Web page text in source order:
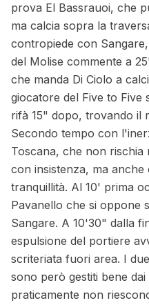
prova El Bassrauoi, che
ma calcia sopra la
contropiede con
del Molise commente a
che manda Di Ciolo a
giocatore del Five to Five
rifà 15" dopo, trovando il
Secondo tempo con
Toscana, che non
con insistenza, ma
tranquillità. Al 10' prima
Pavanello che si oppone
Sangare. A 10'30" dalla
espulsione del portiere
scriteriata fuori area. I
sono però gestiti bene
praticamente non